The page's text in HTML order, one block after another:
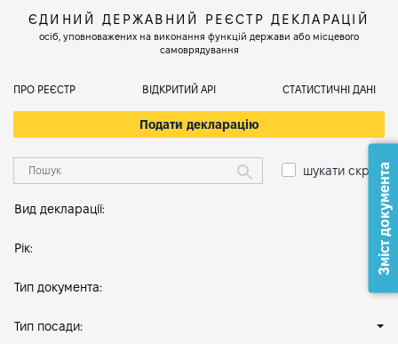
ЄДИНИЙ ДЕРЖАВНИЙ РЕЄСТР ДЕКЛАРАЦІЙ
осіб, уповноважених на виконання функцій держави або місцевого
самоврядування
ПРО РЕЄСТР ВІДКРИТИЙ АРІ СТАТИСТИЧНІ ДАНІ
Подати декларацію
шукати скрізь
Вид декларації:
Рік:
Тип документа:
Тип посади:
Зміст документа